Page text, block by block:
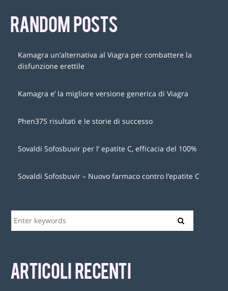
RANDOM POSTS
Kamagra un’alternativa al Viagra per combattere la
disfunzione erettile
Kamagra e’ la migliore versione generica di Viagra
Phen375 risultati e le storie di successo
Sovaldi Sofosbuvir per l’ epatite C, efficacia del 100%
Sovaldi Sofosbuvir – Nuovo farmaco contro l’epatite C
ARTICOLI RECENTI